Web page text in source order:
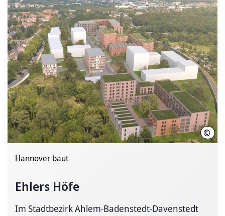
©
Hannover baut
Ehlers Höfe
Im Stadtbezirk Ahlem-Badenstedt-Davenstedt